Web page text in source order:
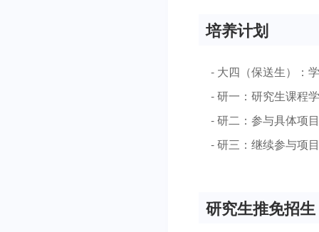
培养计划
- 大四（保送生）：
- 研一：研究生课程
- 研二：参与具体项
- 研三：继续参与项
研究生推免招生